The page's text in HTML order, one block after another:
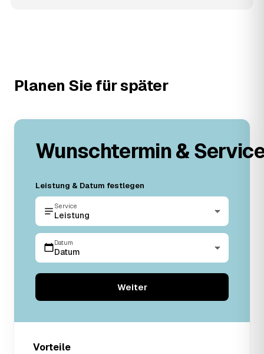
Planen Sie für später
Wunschtermin &
Leistung & Datum festlegen
Service
Leistung
Datum
Datum
Weiter
Vorteile